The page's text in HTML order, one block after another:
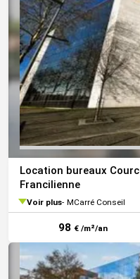
Location bureaux
Francilienne
Voir plus MCarré Conseil
98 € /m²/an